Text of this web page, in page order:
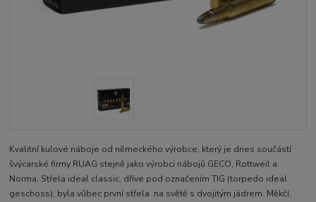
Kvalitní kulové náboje od německého výrobce, který je dnes součástí
švýcarské firmy RUAG stejně jako výrobci nábojů GECO, Rottweil a
Norma. Střela ideal classic, dříve pod označením TIG (torpedo ideal
geschoss), byla vůbec první střela na světě s dvojitým jádrem. Měkčí,